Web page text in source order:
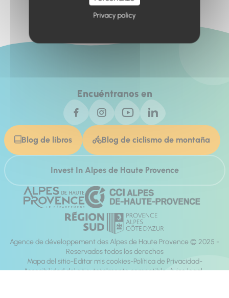
Encuéntranos en
Blog de libros Blog de ciclismo de montaña
Invest In Alpes de Haute Provence
Agence de développement des Alpes de Haute Provence © 2025 -
Reservados todos los derechos
Mapa del sitio Editar mis cookies Política de Privacidad
Accesibilidad del sitio: totalmente compatible Aviso legal
Privacy policy